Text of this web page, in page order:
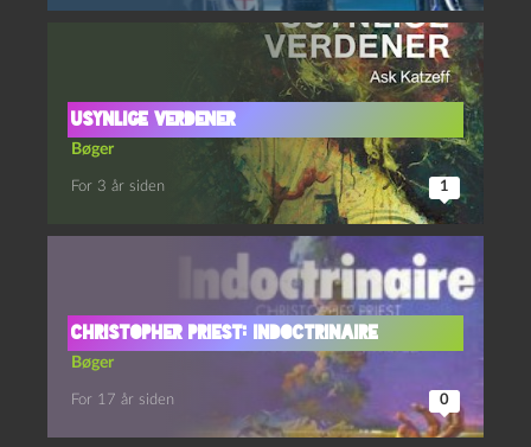
Usynlige verdener
Bøger
For 3 år siden 1
Christopher Priest: Indoctrinaire
Bøger
For 17 år siden 0